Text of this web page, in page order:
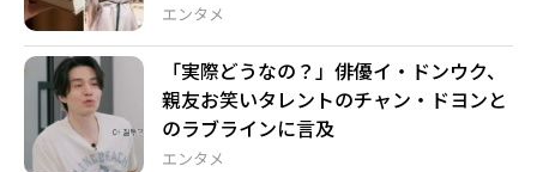
エンタメ
エンタメ
「実際どうなの？」俳優イ・ドンウク、
親友お笑いタレントのチャン・ドヨンと
のラブラインに言及